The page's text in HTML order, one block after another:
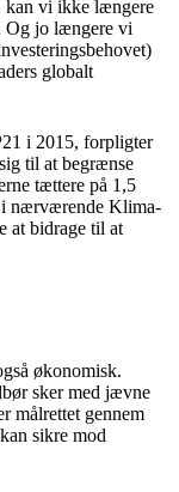
kan vi ikke længere
Og jo længere vi
globalt
i 2015, forpligter
til at begrænse
tættere på 1,5
i nærværende Klima-
at bidrage til at
økonomisk.
sker med jævne
målrettet gennem
sikre mod